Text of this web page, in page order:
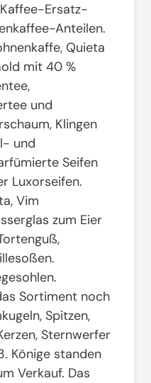
Ersatz-
Anteilen.
Quieta
mit 40 %
und
Klingen
und
Seifen
Luxorseifen.
Vim
zum Eier
Sortiment noch
Spitzen,
Sternwerfer
Könige standen
Verkauf. Das